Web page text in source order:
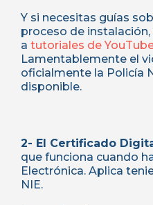
Y si necesitas guías
proceso de
a tutoriales de
Lamentablemente el
oficialmente la Policía
disponible.
2- El Certificado
que funciona cuando
Electrónica. Aplica
NIE.